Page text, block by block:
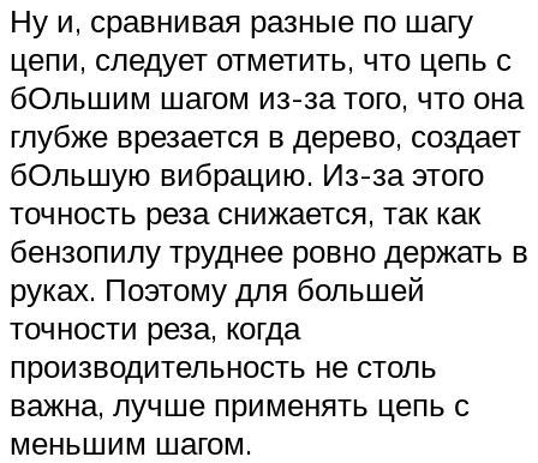
Ну и, сравнивая разные по шагу
цепи, следует отметить, что цепь с
бОльшим шагом из-за того, что она
глубже врезается в дерево, создает
бОльшую вибрацию. Из-за этого
точность реза снижается, так как
бензопилу труднее ровно держать в
руках. Поэтому для большей
точности реза, когда
производительность не столь
важна, лучше применять цепь с
меньшим шагом.